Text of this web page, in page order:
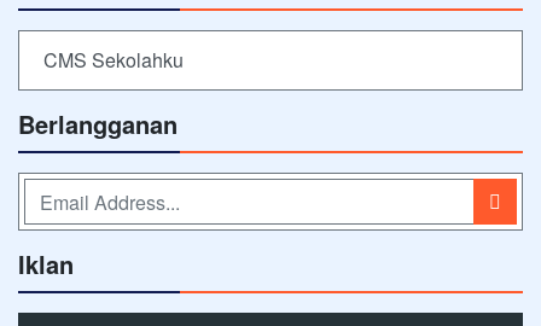
CMS Sekolahku
Berlangganan
Iklan